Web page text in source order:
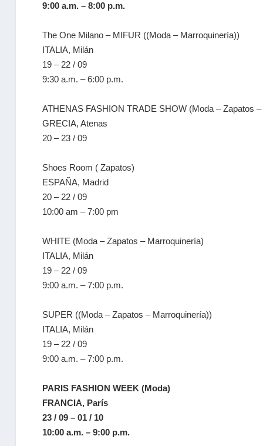
9:00 a.m. – 8:00 p.m.
The One Milano – MIFUR ((Moda – Marroquinería))
ITALIA, Milán
19 – 22 / 09
9:30 a.m. – 6:00 p.m.
ATHENAS FASHION TRADE SHOW (Moda – Zapatos
GRECIA, Atenas
20 – 23 / 09
Shoes Room ( Zapatos)
ESPAÑA, Madrid
20 – 22 / 09
10:00 am – 7:00 pm
WHITE (Moda – Zapatos – Marroquinería)
ITALIA, Milán
19 – 22 / 09
9:00 a.m. – 7:00 p.m.
SUPER ((Moda – Zapatos – Marroquinería))
ITALIA, Milán
19 – 22 / 09
9:00 a.m. – 7:00 p.m.
PARIS FASHION WEEK (Moda)
FRANCIA, París
23 / 09 – 01 / 10
10:00 a.m. – 9:00 p.m.